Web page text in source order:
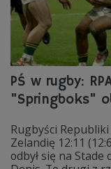
PŚ w rugby:
"Springboks"
Rugbyści
Zelandię 12:11
odbył się na